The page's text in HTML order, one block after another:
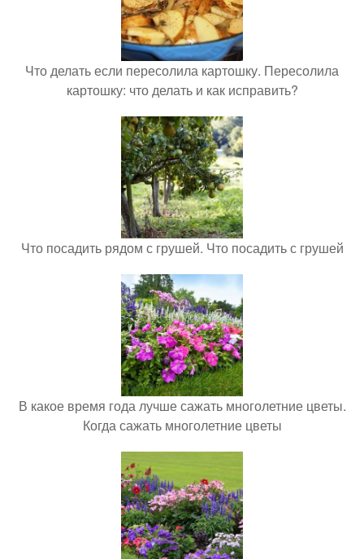
Что делать если пересолила картошку. Пересолила
картошку: что делать и как исправить?
Что посадить рядом с грушей. Что посадить с грушей
В какое время года лучше сажать многолетние цветы.
Когда сажать многолетние цветы